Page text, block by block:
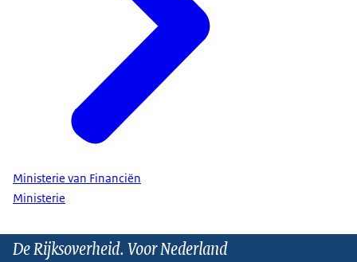
Ministerie van Financiën
Ministerie
De Rijksoverheid. Voor Nederland